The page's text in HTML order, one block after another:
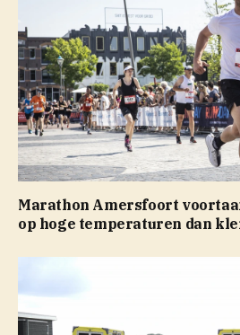
Marathon Amersfoort
op hoge temperaturen dan